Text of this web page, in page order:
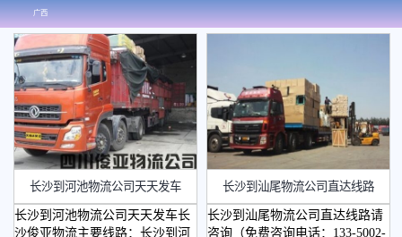
广西
长沙到河池物流公司天天发车
长沙到河池物流公司天天发车长
沙俊亚物流主要线路：长沙到河
长沙到汕尾物流公司直达线路
长沙到汕尾物流公司直达线路请
咨询（免费咨询电话：133-5002-